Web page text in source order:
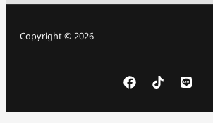
Copyright © 2026